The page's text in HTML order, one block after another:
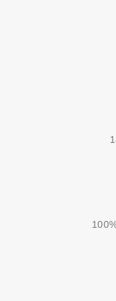
OUT